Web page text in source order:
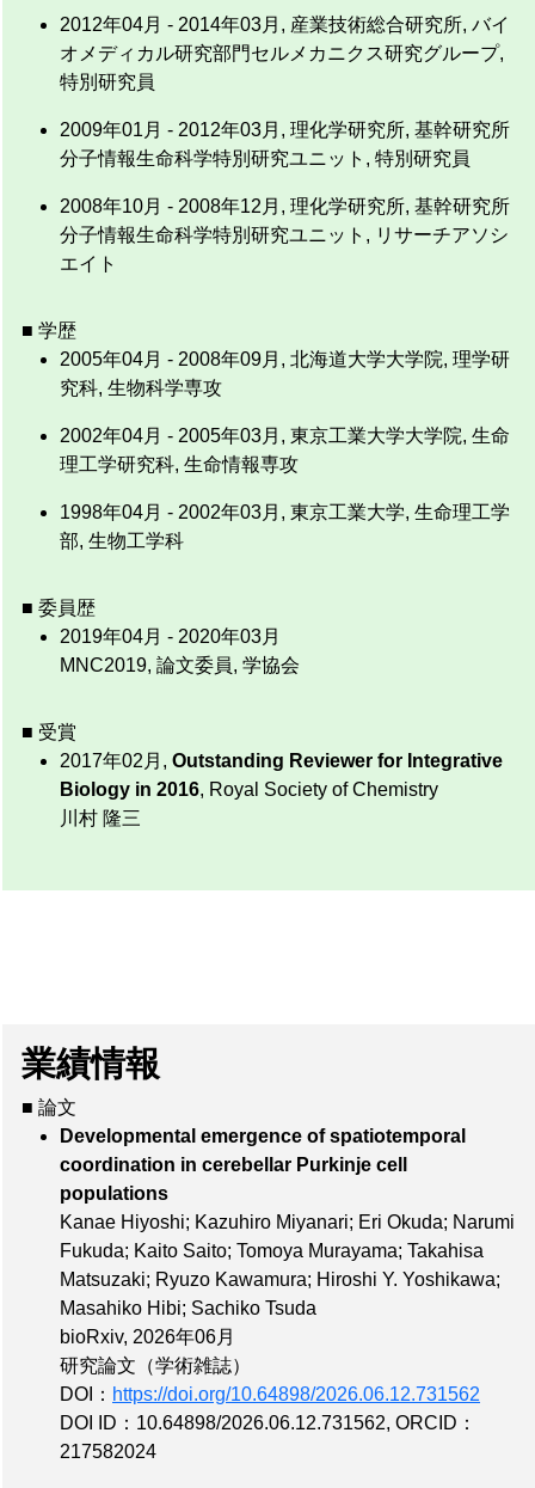
2012年04月 - 2014年03月, 産業技術総合研究所, バイ
オメディカル研究部門セルメカニクス研究グループ,
特別研究員
2009年01月 - 2012年03月, 理化学研究所, 基幹研究所
分子情報生命科学特別研究ユニット, 特別研究員
2008年10月 - 2008年12月, 理化学研究所, 基幹研究所
分子情報生命科学特別研究ユニット, リサーチアソシ
エイト
■ 学歴
2005年04月 - 2008年09月, 北海道大学大学院, 理学研
究科, 生物科学専攻
2002年04月 - 2005年03月, 東京工業大学大学院, 生命
理工学研究科, 生命情報専攻
1998年04月 - 2002年03月, 東京工業大学, 生命理工学
部, 生物工学科
■ 委員歴
2019年04月 - 2020年03月
MNC2019, 論文委員, 学協会
■ 受賞
2017年02月, Outstanding Reviewer for Integrative
Biology in 2016, Royal Society of Chemistry
川村 隆三
業績情報
■ 論文
Developmental emergence of spatiotemporal
coordination in cerebellar Purkinje cell
populations
Kanae Hiyoshi; Kazuhiro Miyanari; Eri Okuda; Narumi
Fukuda; Kaito Saito; Tomoya Murayama; Takahisa
Matsuzaki; Ryuzo Kawamura; Hiroshi Y. Yoshikawa;
Masahiko Hibi; Sachiko Tsuda
bioRxiv, 2026年06月
研究論文（学術雑誌）
DOI： https://doi.org/10.64898/2026.06.12.731562
DOI ID：10.64898/2026.06.12.731562, ORCID：
217582024